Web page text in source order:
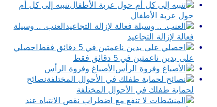
تنبيه إلى كل أم
حول عربة الأطفال
العنب. .. وسيلة
فعالة لإزالة التجاعيد
احصلي
على يدين ناعمتين في 5 دقائق فقط
الأصباغ وفروة الرأس
نصائح
لحماية طفلك في الأحوال المختلفة